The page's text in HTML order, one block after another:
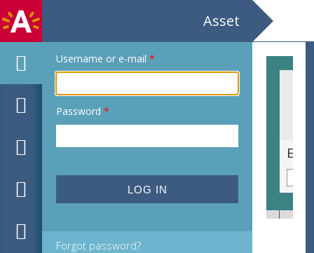
Asset
Username or e-mail *
Password *
Forgot password?
4eme Exposition Internationale de Bijoux d'Art Contemporain Galerie d'Art At Home